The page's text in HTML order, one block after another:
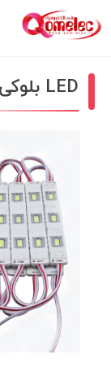
LED بلوکی سفید مهتابی